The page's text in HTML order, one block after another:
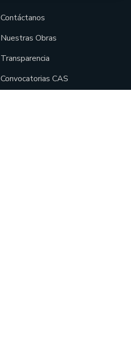
Contáctanos
Nuestras Obras
Transparencia
Convocatorias CAS